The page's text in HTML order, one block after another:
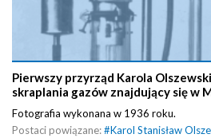
Pierwszy przyrząd Karola
skraplania gazów znajdujący się w
Fotografia wykonana w 1936 roku.
Postaci powiązane:#Karol Stanisław